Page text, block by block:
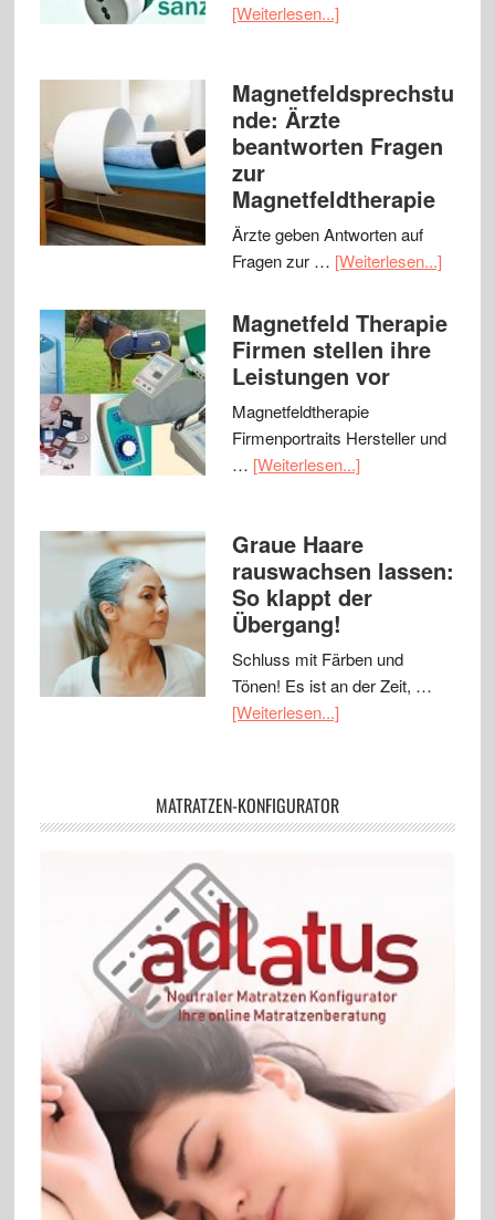
[Weiterlesen...]
Magnetfeldsprechstu
nde: Ärzte
beantworten Fragen
zur
Magnetfeldtherapie
Ärzte geben Antworten auf
Fragen zur … [Weiterlesen...]
Magnetfeld Therapie
Firmen stellen ihre
Leistungen vor
Magnetfeldtherapie
Firmenportraits Hersteller und
… [Weiterlesen...]
Graue Haare
rauswachsen lassen:
So klappt der
Übergang!
Schluss mit Färben und
Tönen! Es ist an der Zeit, …
[Weiterlesen...]
MATRATZEN-KONFIGURATOR